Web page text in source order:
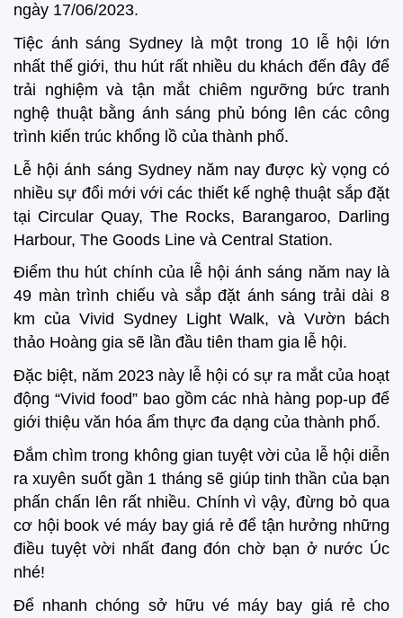
ngày 17/06/2023.
Tiệc ánh sáng Sydney là một trong 10 lễ hội lớn
nhất thế giới, thu hút rất nhiều du khách đến đây để
trải nghiệm và tận mắt chiêm ngưỡng bức tranh
nghệ thuật bằng ánh sáng phủ bóng lên các công
trình kiến trúc khổng lồ của thành phố.
Lễ hội ánh sáng Sydney năm nay được kỳ vọng có
nhiều sự đổi mới với các thiết kế nghệ thuật sắp đặt
tại Circular Quay, The Rocks, Barangaroo, Darling
Harbour, The Goods Line và Central Station.
Điểm thu hút chính của lễ hội ánh sáng năm nay là
49 màn trình chiếu và sắp đặt ánh sáng trải dài 8
km của Vivid Sydney Light Walk, và Vườn bách
thảo Hoàng gia sẽ lần đầu tiên tham gia lễ hội.
Đặc biệt, năm 2023 này lễ hội có sự ra mắt của hoạt
động “Vivid food” bao gồm các nhà hàng pop-up để
giới thiệu văn hóa ẩm thực đa dạng của thành phố.
Đắm chìm trong không gian tuyệt vời của lễ hội diễn
ra xuyên suốt gần 1 tháng sẽ giúp tinh thần của bạn
phấn chấn lên rất nhiều. Chính vì vậy, đừng bỏ qua
cơ hội book vé máy bay giá rẻ để tận hưởng những
điều tuyệt vời nhất đang đón chờ bạn ở nước Úc
nhé!
Để nhanh chóng sở hữu vé máy bay giá rẻ cho